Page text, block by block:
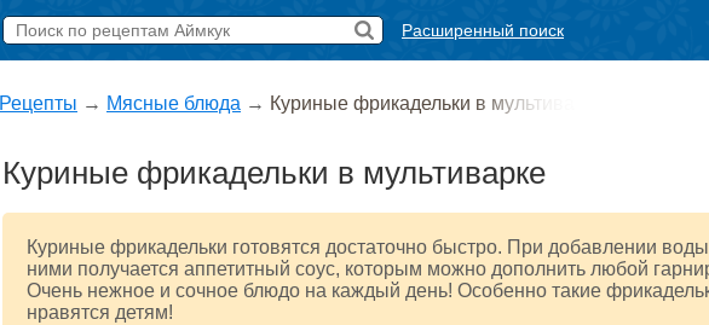
Расширенный поиск
Рецепты → Мясные блюда → Куриные фрикадельки в мультива
Куриные фрикадельки в мультиварке
Куриные фрикадельки готовятся достаточно быстро. При добавлении
ними получается аппетитный соус, которым можно дополнить любой
Очень нежное и сочное блюдо на каждый день! Особенно такие
нравятся детям!